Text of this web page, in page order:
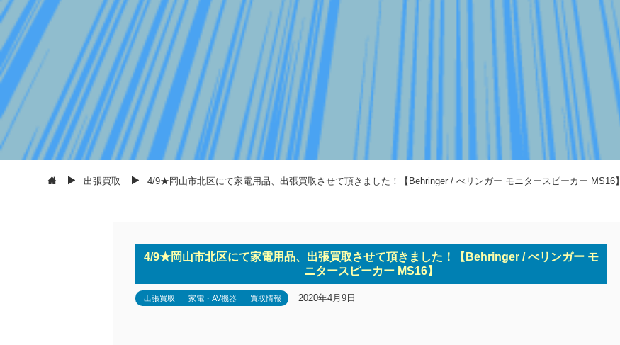
出張買取 4/9★岡山市北区にて家電用品、出張買取させて頂きました！【Behringer / べリンガー モニタースピーカー MS16】
4/9★岡山市北区にて家電用品、出張買取させて頂きました！【Behringer / べリンガー モ
ニタースピーカー MS16】
出張買取 家電・AV機器 買取情報 2020年4月9日